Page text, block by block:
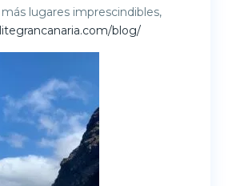
lugares imprescindibles,
blog/